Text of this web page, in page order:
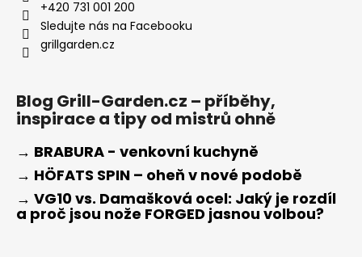
+420 731 001 200
Sledujte nás na Facebooku
grillgarden.cz
Blog Grill-Garden.cz – příběhy,
inspirace a tipy od mistrů ohně
→ BRABURA - venkovní kuchyně
→ HÖFATS SPIN – oheň v nové podobě
→ VG10 vs. Damašková ocel: Jaký je rozdíl
a proč jsou nože FORGED jasnou volbou?